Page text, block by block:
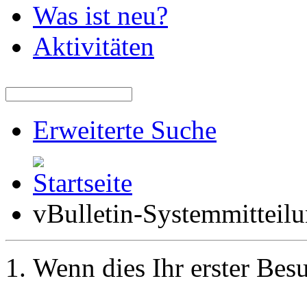
Was ist neu?
Aktivitäten
Erweiterte Suche
vBulletin-
Wenn dies Ihr erster